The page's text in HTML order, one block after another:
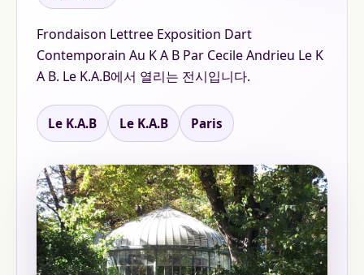
Frondaison Lettree Exposition Dart
Contemporain Au K A B Par Cecile Andrieu Le K
A B. Le K.A.B에서 열리는 전시입니다.
Le K.A.B Le K.A.B Paris